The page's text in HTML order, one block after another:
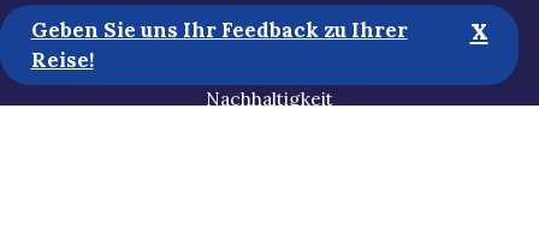
Touristische Informationen
Nachhaltigkeit
Geben Sie uns Ihr Feedback zu Ihrer
Reise!
x